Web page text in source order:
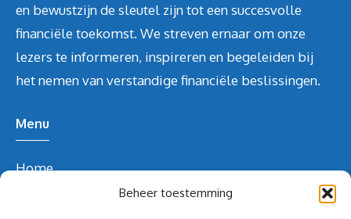
Beheer toestemming
en bewustzijn de sleutel zijn tot een succesvolle
financiële toekomst. We streven ernaar om onze
lezers te informeren, inspireren en begeleiden bij
het nemen van verstandige financiële beslissingen.
Menu
Home